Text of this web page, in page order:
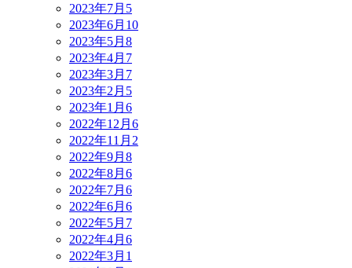
2023年7月 5
2023年6月 10
2023年5月 8
2023年4月 7
2023年3月 7
2023年2月 5
2023年1月 6
2022年12月 6
2022年11月 2
2022年9月 8
2022年8月 6
2022年7月 6
2022年6月 6
2022年5月 7
2022年4月 6
2022年3月 1